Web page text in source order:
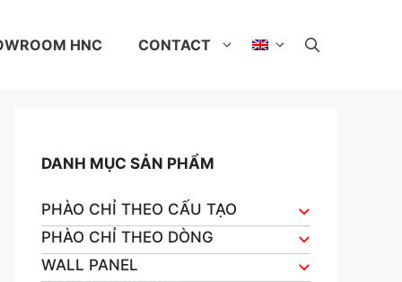
HNC CONTACT
DANH MỤC SẢN PHẨM
PHÀO CHỈ THEO CẤU TẠO
PHÀO CHỈ THEO DÒNG
WALL PANEL